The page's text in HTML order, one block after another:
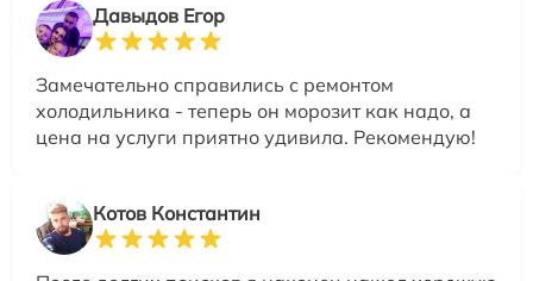
Давыдов Егор
Замечательно справились с ремонтом
холодильника - теперь он морозит как надо, а
цена на услуги приятно удивила. Рекомендую!
Котов Константин